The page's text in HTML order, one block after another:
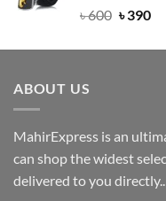
Rated5.00
৳600 Original
was:
৳390
is:
ABOUT US
MahirExpress is an
can shop the widest
delivered to you directly..